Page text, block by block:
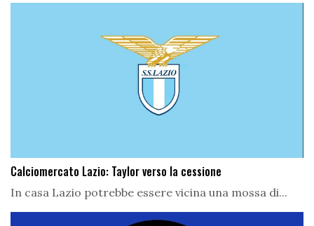
Calciomercato Lazio: Taylor verso la cessione
In casa Lazio potrebbe essere vicina una mossa di...